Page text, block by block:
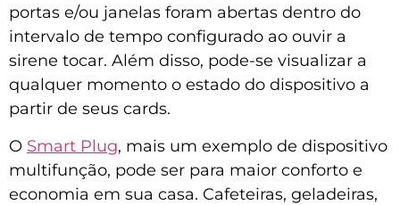
portas e/ou janelas foram abertas dentro do
intervalo de tempo configurado ao ouvir a
sirene tocar. Além disso, pode-se visualizar a
qualquer momento o estado do dispositivo a
partir de seus cards.
O Smart Plug, mais um exemplo de dispositivo
multifunção, pode ser para maior conforto e
economia em sua casa. Cafeteiras, geladeiras,